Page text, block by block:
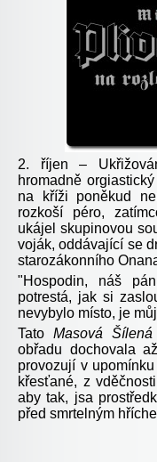
2. říjen –
hromadně
na kříži poněkud
rozkoší péro,
ukájel skupinovou
voják, oddávající se
starozákonního
"Hospodin, náš
potrestá, jak si
nevybylo místo, je
TatoMasová
obřadu dochovala
provozují v
křesťané, z
aby tak, jsa
před smrtelným